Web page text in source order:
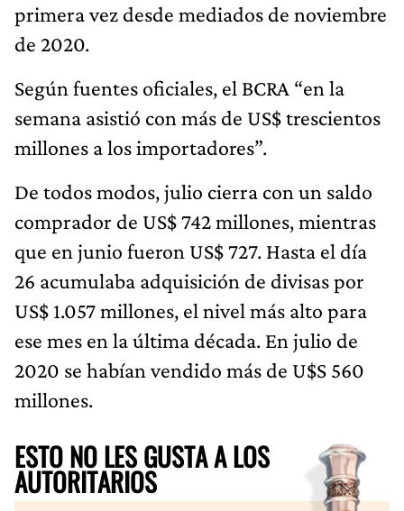
primera vez desde mediados de noviembre
de 2020.
Según fuentes oficiales, el BCRA “en la
semana asistió con más de US$ trescientos
millones a los importadores”.
De todos modos, julio cierra con un saldo
comprador de US$ 742 millones, mientras
que en junio fueron US$ 727. Hasta el día
26 acumulaba adquisición de divisas por
US$ 1.057 millones, el nivel más alto para
ese mes en la última década. En julio de
2020 se habían vendido más de U$S 560
millones.
ESTO NO LES GUSTA A LOS
AUTORITARIOS